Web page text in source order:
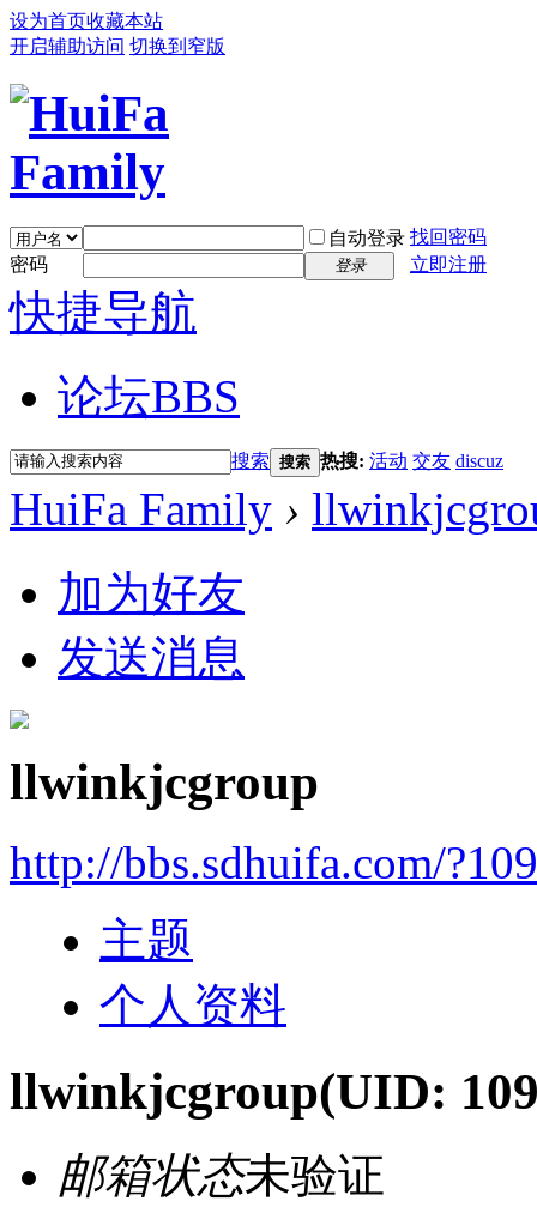
设为首页收藏本站
开启辅助访问 切换到窄版
自动登录 找回密码
密码
登录 立即注册
快捷导航
论坛BBS
搜索 搜索 热搜: 活动 交友 discuz
HuiFa Family ›
加为好友
发送消息
llwinkjcgroup
http://bbs.sdhuifa.com/
主题
个人资料
llwinkjcgroup(UID:
邮箱状态未验证